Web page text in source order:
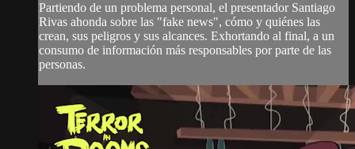
Partiendo de un problema personal, el presentador Santiago
Rivas ahonda sobre las "fake news", cómo y quiénes las
crean, sus peligros y sus alcances. Exhortando al final, a un
consumo de información más responsables por parte de las
personas.